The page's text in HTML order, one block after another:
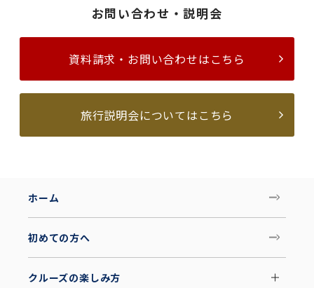
お問い合わせ・説明会
資料請求・お問い合わせはこちら
旅行説明会についてはこちら
ホーム
初めての方へ
クルーズの楽しみ方